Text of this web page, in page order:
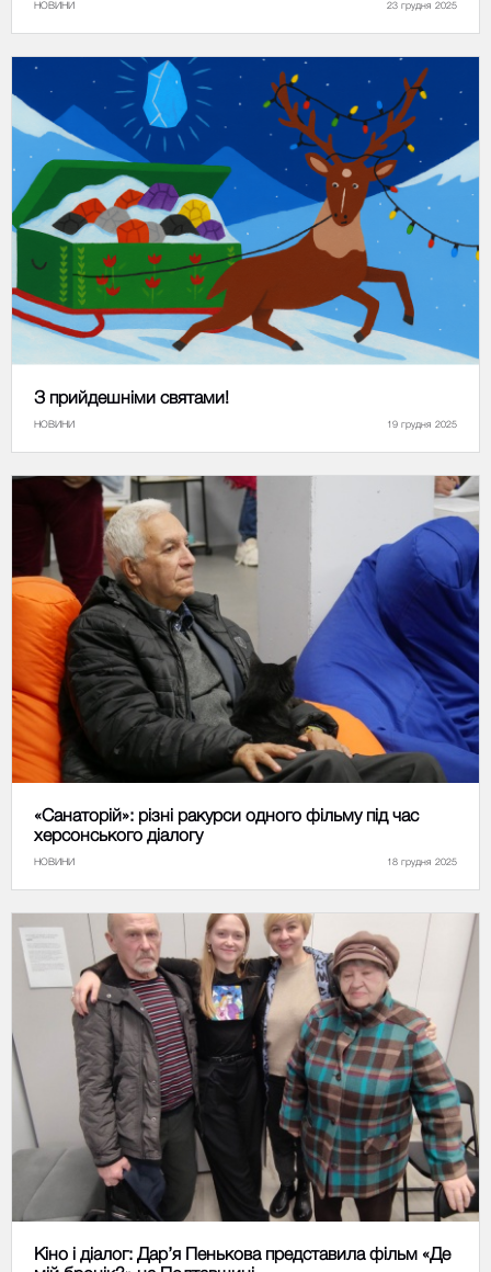
НОВИНИ 23 грудня 2025
З прийдешніми святами!
НОВИНИ 19 грудня 2025
«Санаторій»: різні ракурси одного фільму під час
херсонського діалогу
НОВИНИ 18 грудня 2025
Кіно і діалог: Дар’я Пенькова представила фільм «Де